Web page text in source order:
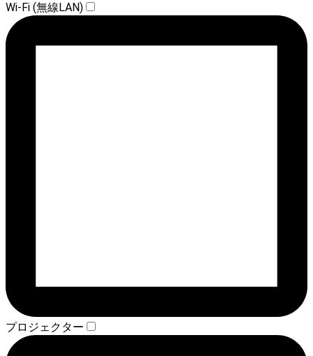
Wi-Fi (無線LAN)
プロジェクター